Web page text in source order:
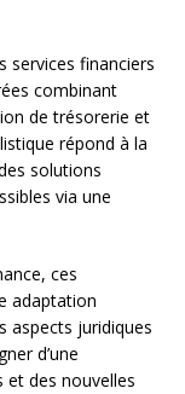
services financiers
combinant
de trésorerie et
répond à la
solutions
via une
ces
adaptation
aspects juridiques
d’une
et des nouvelles